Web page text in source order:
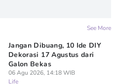
See More
Jangan Dibuang, 10 Ide DIY
Dekorasi 17 Agustus dari
Galon Bekas
06 Agu 2026, 14:18 WIB
Life